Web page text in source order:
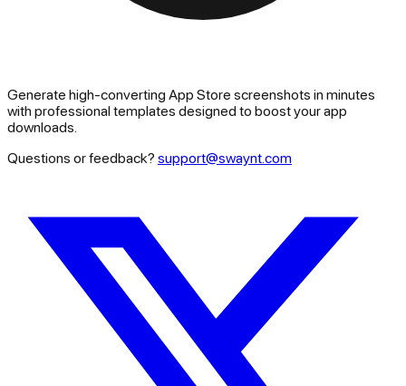
Generate high-converting App Store screenshots in minutes
with professional templates designed to boost your app
downloads.
Questions or feedback? support@swaynt.com